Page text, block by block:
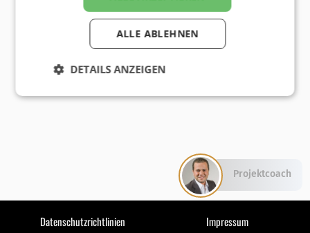
Datenschutzrichtlinien Impressum
ALLE ABLEHNEN
DETAILS ANZEIGEN
Projektcoach